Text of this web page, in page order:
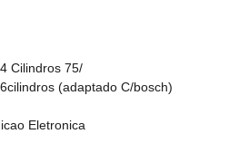
Cilindros 75/
(adaptado C/bosch)
Eletronica